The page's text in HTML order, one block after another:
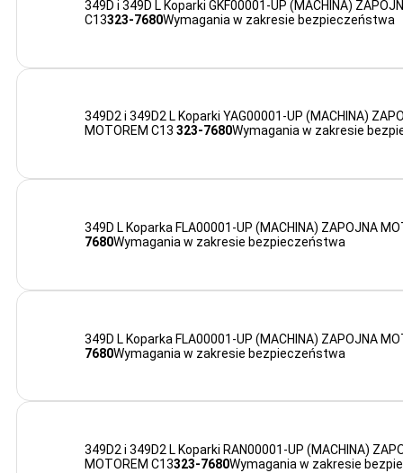
349D i 349D L Koparki GKF00001-UP (MACHINA)
C13323-7680Wymagania w zakresie bezpieczeństwa
349D2 i 349D2 L Koparki YAG00001-UP (MACHINA)
MOTOREM C13 323-7680Wymagania w zakresie
349D L Koparka FLA00001-UP (MACHINA) ZAPOJNA
7680Wymagania w zakresie bezpieczeństwa
349D L Koparka FLA00001-UP (MACHINA) ZAPOJNA
7680Wymagania w zakresie bezpieczeństwa
349D2 i 349D2 L Koparki RAN00001-UP (MACHINA)
MOTOREM C13323-7680Wymagania w zakresie